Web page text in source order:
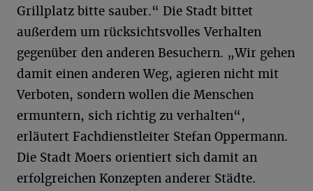
Grillplatz bitte sauber.“ Die Stadt bittet
außerdem um rücksichtsvolles Verhalten
gegenüber den anderen Besuchern. „Wir gehen
damit einen anderen Weg, agieren nicht mit
Verboten, sondern wollen die Menschen
ermuntern, sich richtig zu verhalten“,
erläutert Fachdienstleiter Stefan Oppermann.
Die Stadt Moers orientiert sich damit an
erfolgreichen Konzepten anderer Städte.